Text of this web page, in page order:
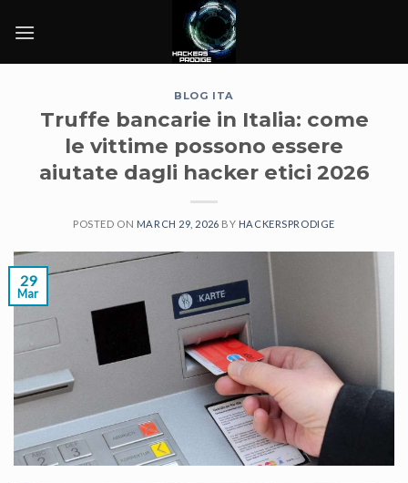
BLOG ITA
Truffe bancarie in Italia: come
le vittime possono essere
aiutate dagli hacker etici 2026
POSTED ON MARCH 29, 2026 BY HACKERSPRODIGE
29
Mar